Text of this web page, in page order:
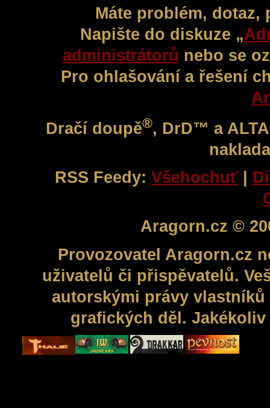
Máte problém,
Napište do diskuze „
administrátorů nebo se
Pro ohlašování a řešení
Dračí doupě®, DrD™ a
RSS Feedy: Všehochuť |
Aragorn.cz ©
Provozovatel Aragorn.cz
uživatelů či přispěvatelů.
autorskými právy
grafických děl.